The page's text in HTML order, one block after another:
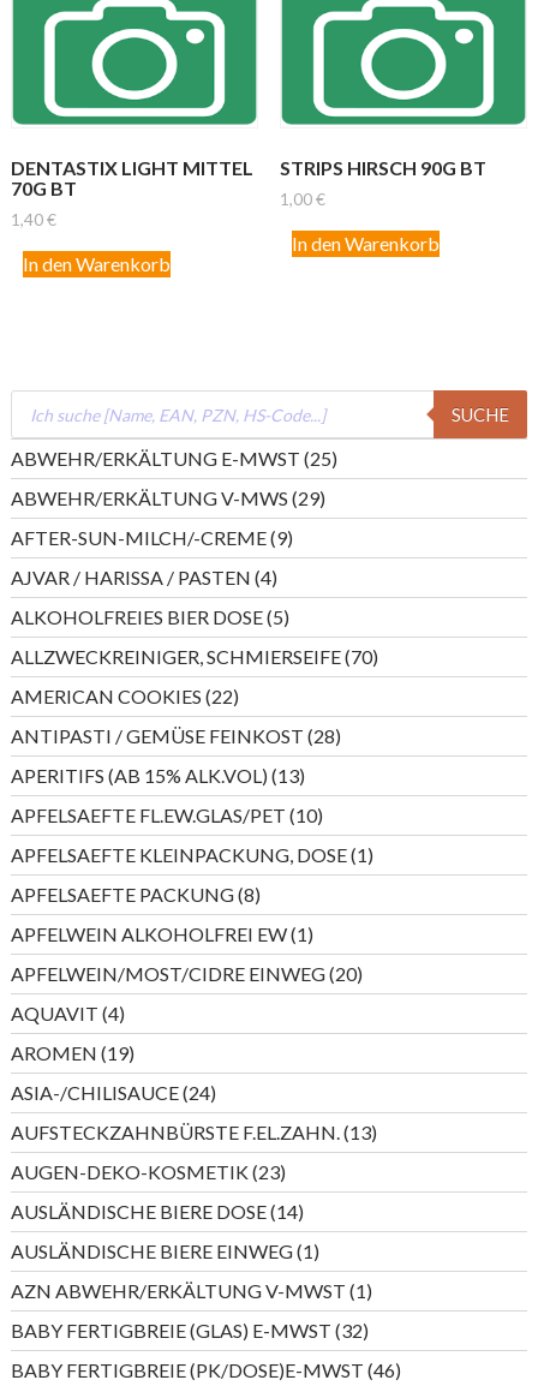
DENTASTIX LIGHT MITTEL
70G BT
1,40€
In den Warenkorb
STRIPS HIRSCH 90G BT
1,00€
In den Warenkorb
Products
search
SUCHE
ABWEHR/ERKÄLTUNG E-MWST 2525
Produkte
ABWEHR/ERKÄLTUNG V-MWS 2929
Produkte
AFTER-SUN-MILCH/-CREME 99
Produkte
AJVAR / HARISSA / PASTEN 44
Produkte
ALKOHOLFREIES BIER DOSE 55
Produkte
ALLZWECKREINIGER, SCHMIERSEIFE 7070
Produkte
AMERICAN COOKIES 2222
Produkte
ANTIPASTI / GEMÜSE FEINKOST 2828
Produkte
APERITIFS (AB 15% ALK.VOL) 1313
Produkte
APFELSAEFTE FL.EW.GLAS/PET 1010
Produkte
APFELSAEFTE KLEINPACKUNG, DOSE 11
Produkt
APFELSAEFTE PACKUNG 88
Produkte
APFELWEIN ALKOHOLFREI EW 11
Produkt
APFELWEIN/MOST/CIDRE EINWEG 2020
Produkte
AQUAVIT 44
Produkte
AROMEN 1919
Produkte
ASIA-/CHILISAUCE 2424
Produkte
AUFSTECKZAHNBÜRSTE F.EL.ZAHN. 1313
Produkte
AUGEN-DEKO-KOSMETIK 2323
Produkte
AUSLÄNDISCHE BIERE DOSE 1414
Produkte
AUSLÄNDISCHE BIERE EINWEG 11
Produkt
AZN ABWEHR/ERKÄLTUNG V-MWST 11
Produkt
BABY FERTIGBREIE (GLAS) E-MWST 3232
Produkte
BABY FERTIGBREIE (PK/DOSE)E-MWST 4646